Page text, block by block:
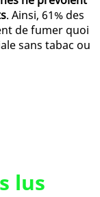
. Ainsi, 61% des
de fumer quoi
sans tabac ou
lus